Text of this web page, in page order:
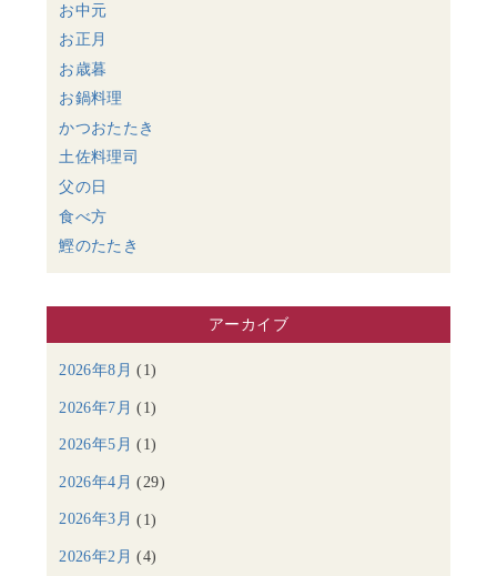
お中元
お正月
お歳暮
お鍋料理
かつおたたき
土佐料理司
父の日
食べ方
鰹のたたき
アーカイブ
2026年8月 (1)
2026年7月 (1)
2026年5月 (1)
2026年4月 (29)
2026年3月 (1)
2026年2月 (4)